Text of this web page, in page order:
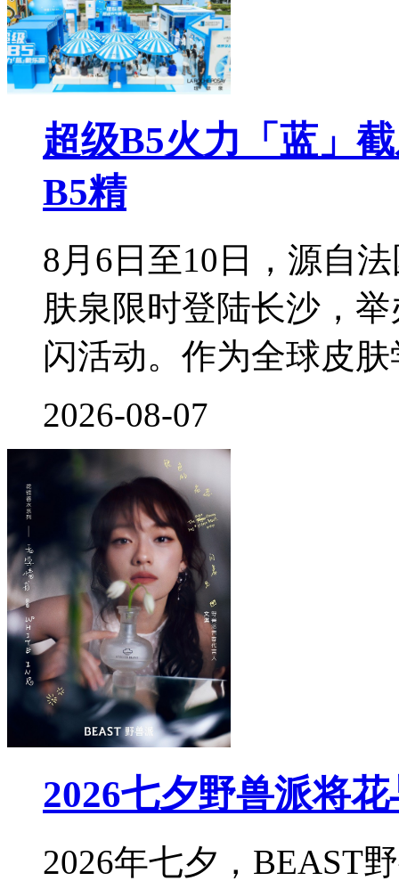
超级B5火力「蓝」
B5精
8月6日至10日，源自
肤泉限时登陆长沙，
闪活动。作为全球皮
2026-08-07
2026七夕野兽派将
2026年七夕，BEAST